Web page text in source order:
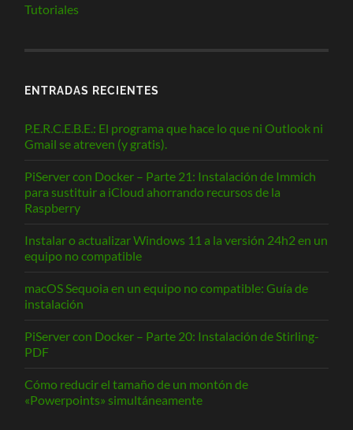
Tutoriales
ENTRADAS RECIENTES
P.E.R.C.E.B.E.: El programa que hace lo que ni Outlook ni
Gmail se atreven (y gratis).
PiServer con Docker – Parte 21: Instalación de Immich
para sustituir a iCloud ahorrando recursos de la
Raspberry
Instalar o actualizar Windows 11 a la versión 24h2 en un
equipo no compatible
macOS Sequoia en un equipo no compatible: Guía de
instalación
PiServer con Docker – Parte 20: Instalación de Stirling-
PDF
Cómo reducir el tamaño de un montón de
«Powerpoints» simultáneamente